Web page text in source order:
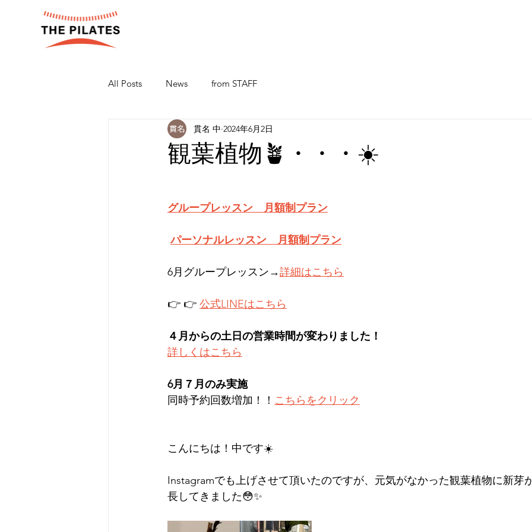
All Posts News from STAFF
観葉植物🪴・・・☀️
貫名 中 2024年6月2日
グループレッスン　月額制プラン
パーソナルレッスン　月額制プラン
6月グループレッスン→詳細はこちら
👉 👉 公式LINEはこちら
４月からの土日の営業時間が変わりました！
詳しくはこちら
6月７月のみ実施
同時予約回数増加！！ こちらをクリック
こんにちは！中です☀️
Instagramでも上げさせて頂いたのですが、元気がなかった観葉植物に新芽
長してきました😳✨